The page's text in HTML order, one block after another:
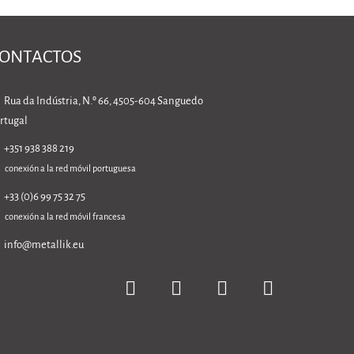
Rua da Indústria, N.º 66, 4505-604 Sanguedo
+351 938 388 219
conexión a la red móvil portuguesa
+33 (0)6 99 75 32 75
conexión a la red móvil francesa
info@metallik.eu